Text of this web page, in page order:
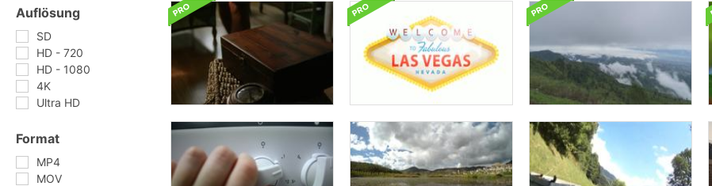
Auflösung
SD
HD - 720
HD - 1080
4K
Ultra HD
Format
MP4
MOV